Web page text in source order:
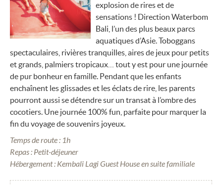
explosion de rires et de
sensations ! Direction Waterbom
Bali, l’un des plus beaux parcs
aquatiques d’Asie. Toboggans
spectaculaires, rivières tranquilles, aires de jeux pour petits
et grands, palmiers tropicaux… tout y est pour une journée
de pur bonheur en famille. Pendant que les enfants
enchaînent les glissades et les éclats de rire, les parents
pourront aussi se détendre sur un transat à l’ombre des
cocotiers. Une journée 100% fun, parfaite pour marquer la
fin du voyage de souvenirs joyeux.
Temps de route : 1h
Repas : Petit-déjeuner
Hébergement : Kembali Lagi Guest House en suite familiale